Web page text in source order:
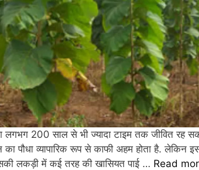
लगभग 200 साल से भी ज्यादा टाइम तक जीवित रह
का पौधा व्यापारिक रूप से काफी अहम होता है.
लकड़ी में कई तरह की खासियत पाई … Read